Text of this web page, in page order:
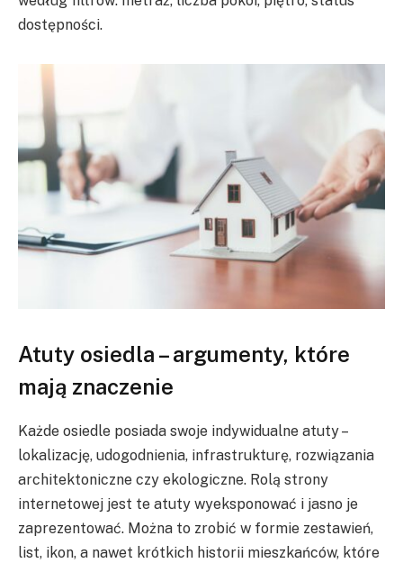
dostępności.
Atuty osiedla – argumenty, które
mają znaczenie
Każde osiedle posiada swoje indywidualne atuty –
lokalizację, udogodnienia, infrastrukturę, rozwiązania
architektoniczne czy ekologiczne. Rolą strony
internetowej jest te atuty wyeksponować i jasno je
zaprezentować. Można to zrobić w formie zestawień,
list, ikon, a nawet krótkich historii mieszkańców, które